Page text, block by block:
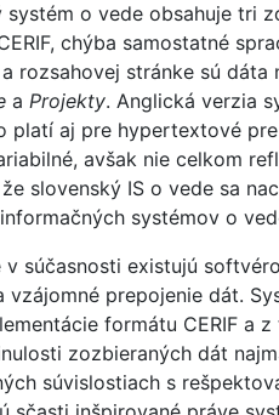
systém o vede obsahuje tri
chýba samostatné
rozsahovej stránke sú
a Projekty. Anglická verzia
platí aj pre hypertextové
avšak nie celkom
slovenský IS o vede sa
systémov o
súčasnosti existujú
vzájomné prepojenie dát.
formátu CERIF a
zozbieraných dát
súvislostiach s